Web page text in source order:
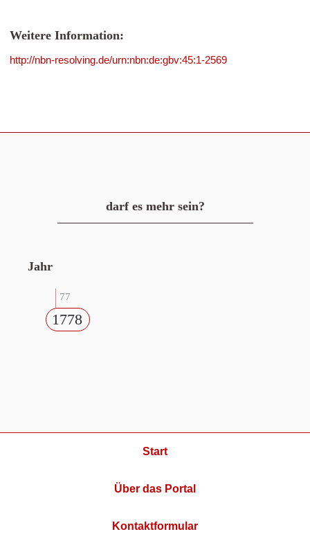
Weitere Information:
http://nbn-resolving.de/urn:nbn:de:gbv:45:1-2569
darf es mehr sein?
Jahr
77
1778
Start
Über das Portal
Kontaktformular